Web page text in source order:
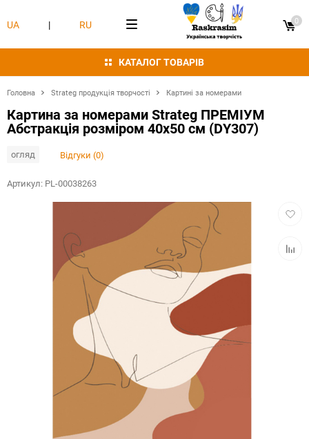
КАТАЛОГ ТОВАРІВ
UA | RU 0
Головна Strateg продукція творчості Картині за номерами
Картина за номерами Strateg ПРЕМІУМ
Абстракція розміром 40х50 см (DY307)
огляд Відгуки (0)
Артикул: PL-00038263